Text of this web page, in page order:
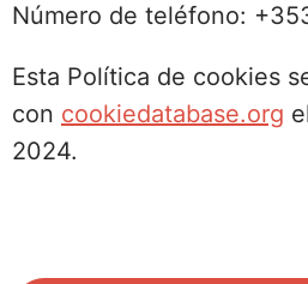
Número de teléfono:
Esta Política de cookies
con cookiedatabase.org
2024.